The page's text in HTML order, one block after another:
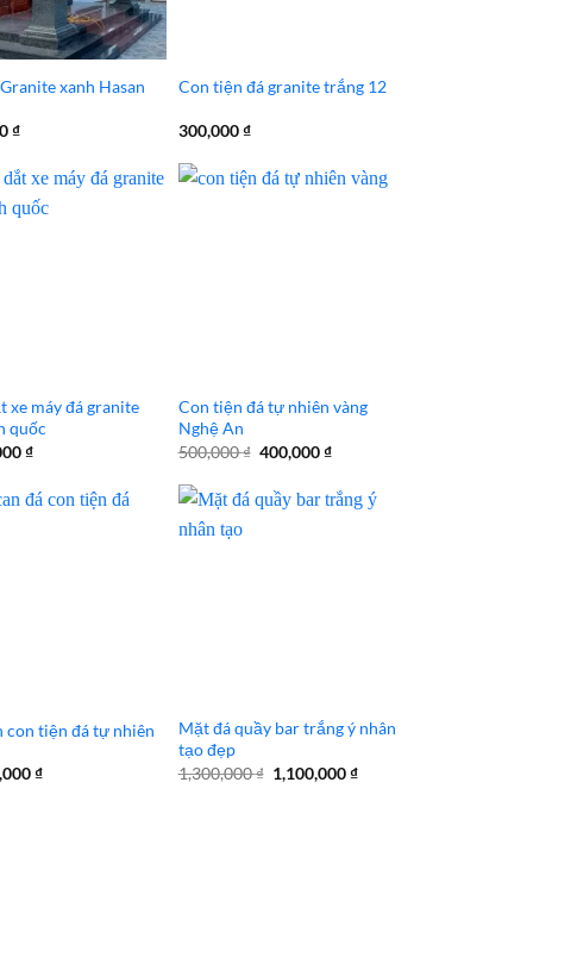
xanh Hasan
₫
Con tiện đá granite trắng 12
300,000₫
xe máy đá granite
quốc
₫
Con tiện đá tự nhiên vàng
Nghệ An
500,000₫ Giá
500,000 ₫.
400,000₫Giá
là:
con tiện đá tự nhiên
₫
Mặt đá quầy bar trắng ý nhân
tạo đẹp
1,300,000₫ Giá
gốc
1,100,000₫Giá